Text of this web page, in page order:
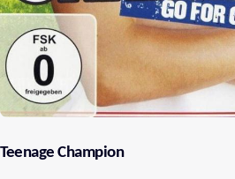
Teenage Champion